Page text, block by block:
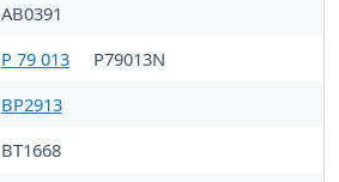
AB0391
P 79 013
P79013N
BP2913
BT1668